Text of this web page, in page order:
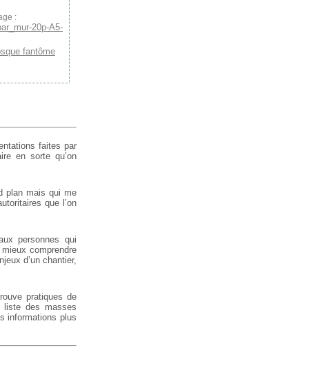
:
20p-A5-
fantôme
faites par
en sorte qu’on
plan mais qui me
que l’on
personnes qui
comprendre
d’un chantier,
pratiques de
liste des masses
informations plus